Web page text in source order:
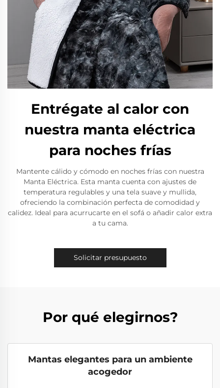
Entrégate al calor con
nuestra manta eléctrica
para noches frías
Mantente cálido y cómodo en noches frías con nuestra
Manta Eléctrica. Esta manta cuenta con ajustes de
temperatura regulables y una tela suave y mullida,
ofreciendo la combinación perfecta de comodidad y
calidez. Ideal para acurrucarte en el sofá o añadir calor extra
a tu cama.
Solicitar presupuesto
Por qué elegirnos?
Mantas elegantes para un ambiente
acogedor